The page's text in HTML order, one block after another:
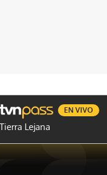
GENTE TVN
Tierra Lejana
EN VIVO